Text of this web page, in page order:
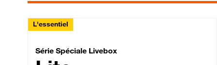
L'essentiel
Série Spéciale
Série Spéciale Livebox